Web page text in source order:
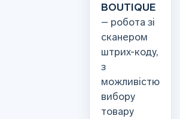
BOUTIQUE
– робота зі
сканером
штрих-коду,
з
можливістю
вибору
товару